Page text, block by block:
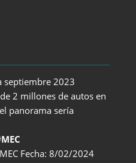
septiembre 2023
2 millones de autos en
panorama sería
Fecha: 8/02/2024